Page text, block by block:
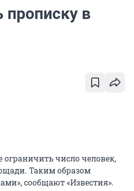
прописку в
число человек,
Таким образом
сообщают «Известия».